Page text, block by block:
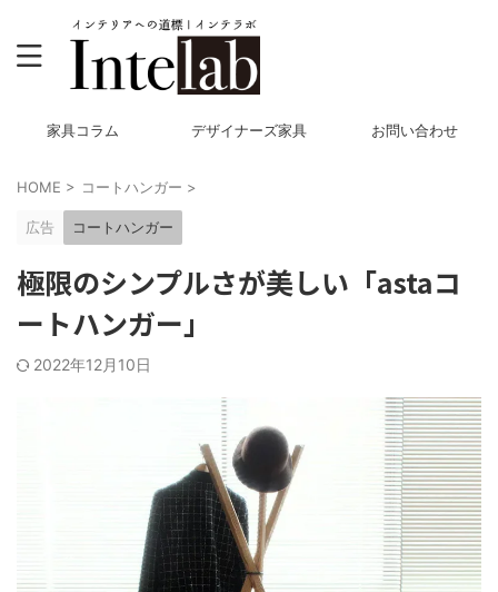
家具コラム デザイナーズ家具 お問い合わせ
HOME > コートハンガー >
広告 コートハンガー
極限のシンプルさが美しい「astaコ
ートハンガー」
2022年12月10日